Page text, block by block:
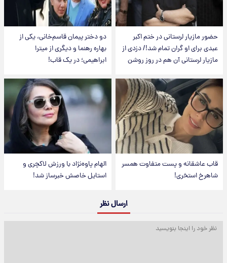
حضور مازیار لرستانی در ختم اکبر
عبدی برای او گران تمام شد!/ دزدی از
مازیار لرستانی آن هم در روز روشن
دو دختر پیمان قاسم‌خانی، یکی از
بهاره رهنما و دیگری از میترا
ابراهیمی؛ در یک قاب!
قاب عاشقانه و پست متفاوت همسر
شاهرخ استخری!
الهام پاوه‌نژاد با ورزش لاکچری و
استایل خاصش خبرساز شد!
ارسال نظر